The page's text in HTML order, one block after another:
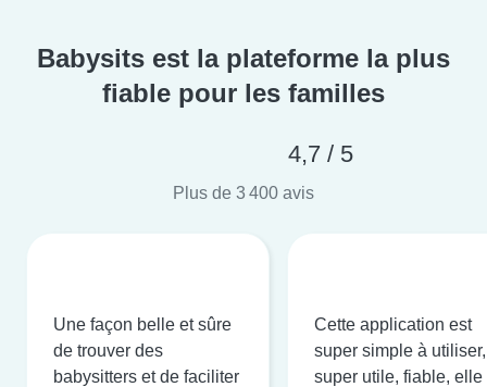
Babysits est la plateforme la plus
fiable pour les familles
4,7 / 5
Plus de 3 400 avis
Une façon belle et sûre
de trouver des
babysitters et de faciliter
Cette application est
super simple à utiliser,
super utile, fiable, elle